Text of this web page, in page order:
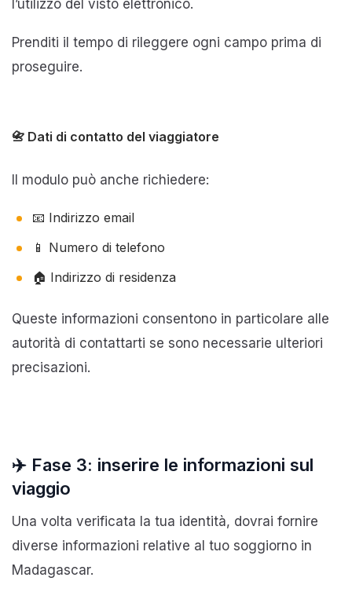
l’utilizzo del visto elettronico.
Prenditi il tempo di rileggere ogni campo prima di
proseguire.
📇 Dati di contatto del viaggiatore
Il modulo può anche richiedere:
📧 Indirizzo email
📱 Numero di telefono
🏠 Indirizzo di residenza
Queste informazioni consentono in particolare alle
autorità di contattarti se sono necessarie ulteriori
precisazioni.
✈️ Fase 3: inserire le informazioni sul
viaggio
Una volta verificata la tua identità, dovrai fornire
diverse informazioni relative al tuo soggiorno in
Madagascar.